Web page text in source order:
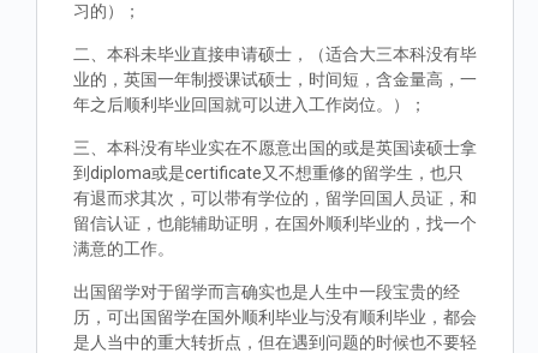
习的）；
二、本科未毕业直接申请硕士，（适合大三本科没有毕
业的，英国一年制授课试硕士，时间短，含金量高，一
年之后顺利毕业回国就可以进入工作岗位。）；
三、本科没有毕业实在不愿意出国的或是英国读硕士拿
到diploma或是certificate又不想重修的留学生，也只
有退而求其次，可以带有学位的，留学回国人员证，和
留信认证，也能辅助证明，在国外顺利毕业的，找一个
满意的工作。
出国留学对于留学而言确实也是人生中一段宝贵的经
历，可出国留学在国外顺利毕业与没有顺利毕业，都会
是人当中的重大转折点，但在遇到问题的时候也不要轻